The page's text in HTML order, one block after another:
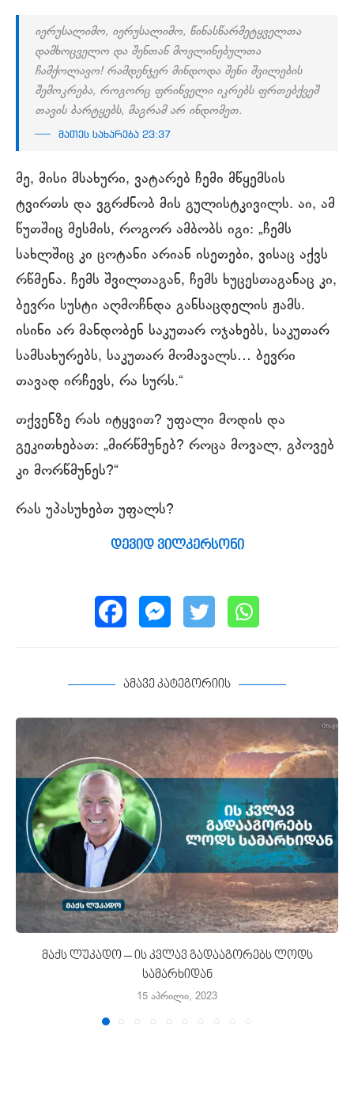
იერუსალიმო, იერუსალიმო, წინასწარმეტყველთა
დამხოცველო და შენთან მოვლინებულთა
ჩამქოლავო! რამდენჯერ მინდოდა შენი შვილების
შემოკრება, როგორც ფრინველი იკრებს ფრთებქვეშ
თავის ბარტყებს, მაგრამ არ ინდომეთ.
მათეს სახარება 23:37
მე, მისი მსახური, ვატარებ ჩემი მწყემსის
ტვირთს და ვგრძნობ მის გულისტკივილს. აი, ამ
წუთშიც მესმის, როგორ ამბობს იგი: „ჩემს
სახლშიც კი ცოტანი არიან ისეთები, ვისაც აქვს
რწმენა. ჩემს შვილთაგან, ჩემს ხუცესთაგანაც კი,
ბევრი სუსტი აღმოჩნდა განსაცდელის ჟამს.
ისინი არ მანდობენ საკუთარ ოჯახებს, საკუთარ
სამსახურებს, საკუთარ მომავალს… ბევრი
თავად ირჩევს, რა სურს.“
თქვენზე რას იტყვით? უფალი მოდის და
გეკითხებათ: „მირწმუნებ? როცა მოვალ, გპოვებ
კი მორწმუნეს?“
რას უპასუხებთ უფალს?
დევიდ ვილკერსონი
ამავე კატეგორიის
მაქს ლუკადო – ის კვლავ გადააგორებს ლოდს
სამარხიდან
15 აპრილი, 2023